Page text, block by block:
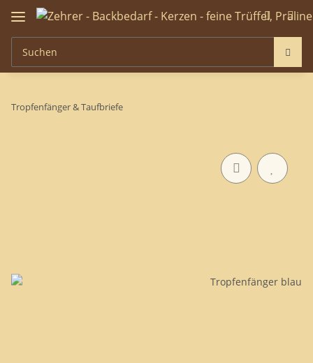
Tropfenfänger & Taufbriefe